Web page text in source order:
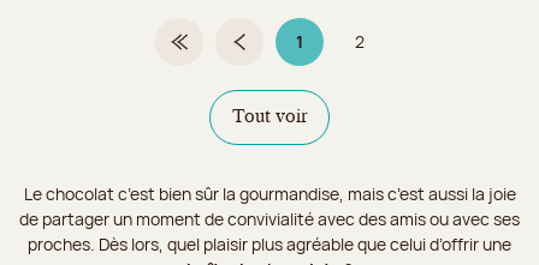
Première pagePage précédente
1Page 1 sur 2
Page
2
Tout voir
Le chocolat c’est bien sûr la gourmandise, mais c’est aussi la joie
de partager un moment de convivialité avec des amis ou avec ses
proches. Dès lors, quel plaisir plus agréable que celui d’offrir une